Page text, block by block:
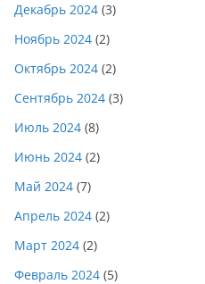
Декабрь 2024 (3)
Ноябрь 2024 (2)
Октябрь 2024 (2)
Сентябрь 2024 (3)
Июль 2024 (8)
Июнь 2024 (2)
Май 2024 (7)
Апрель 2024 (2)
Март 2024 (2)
Февраль 2024 (5)